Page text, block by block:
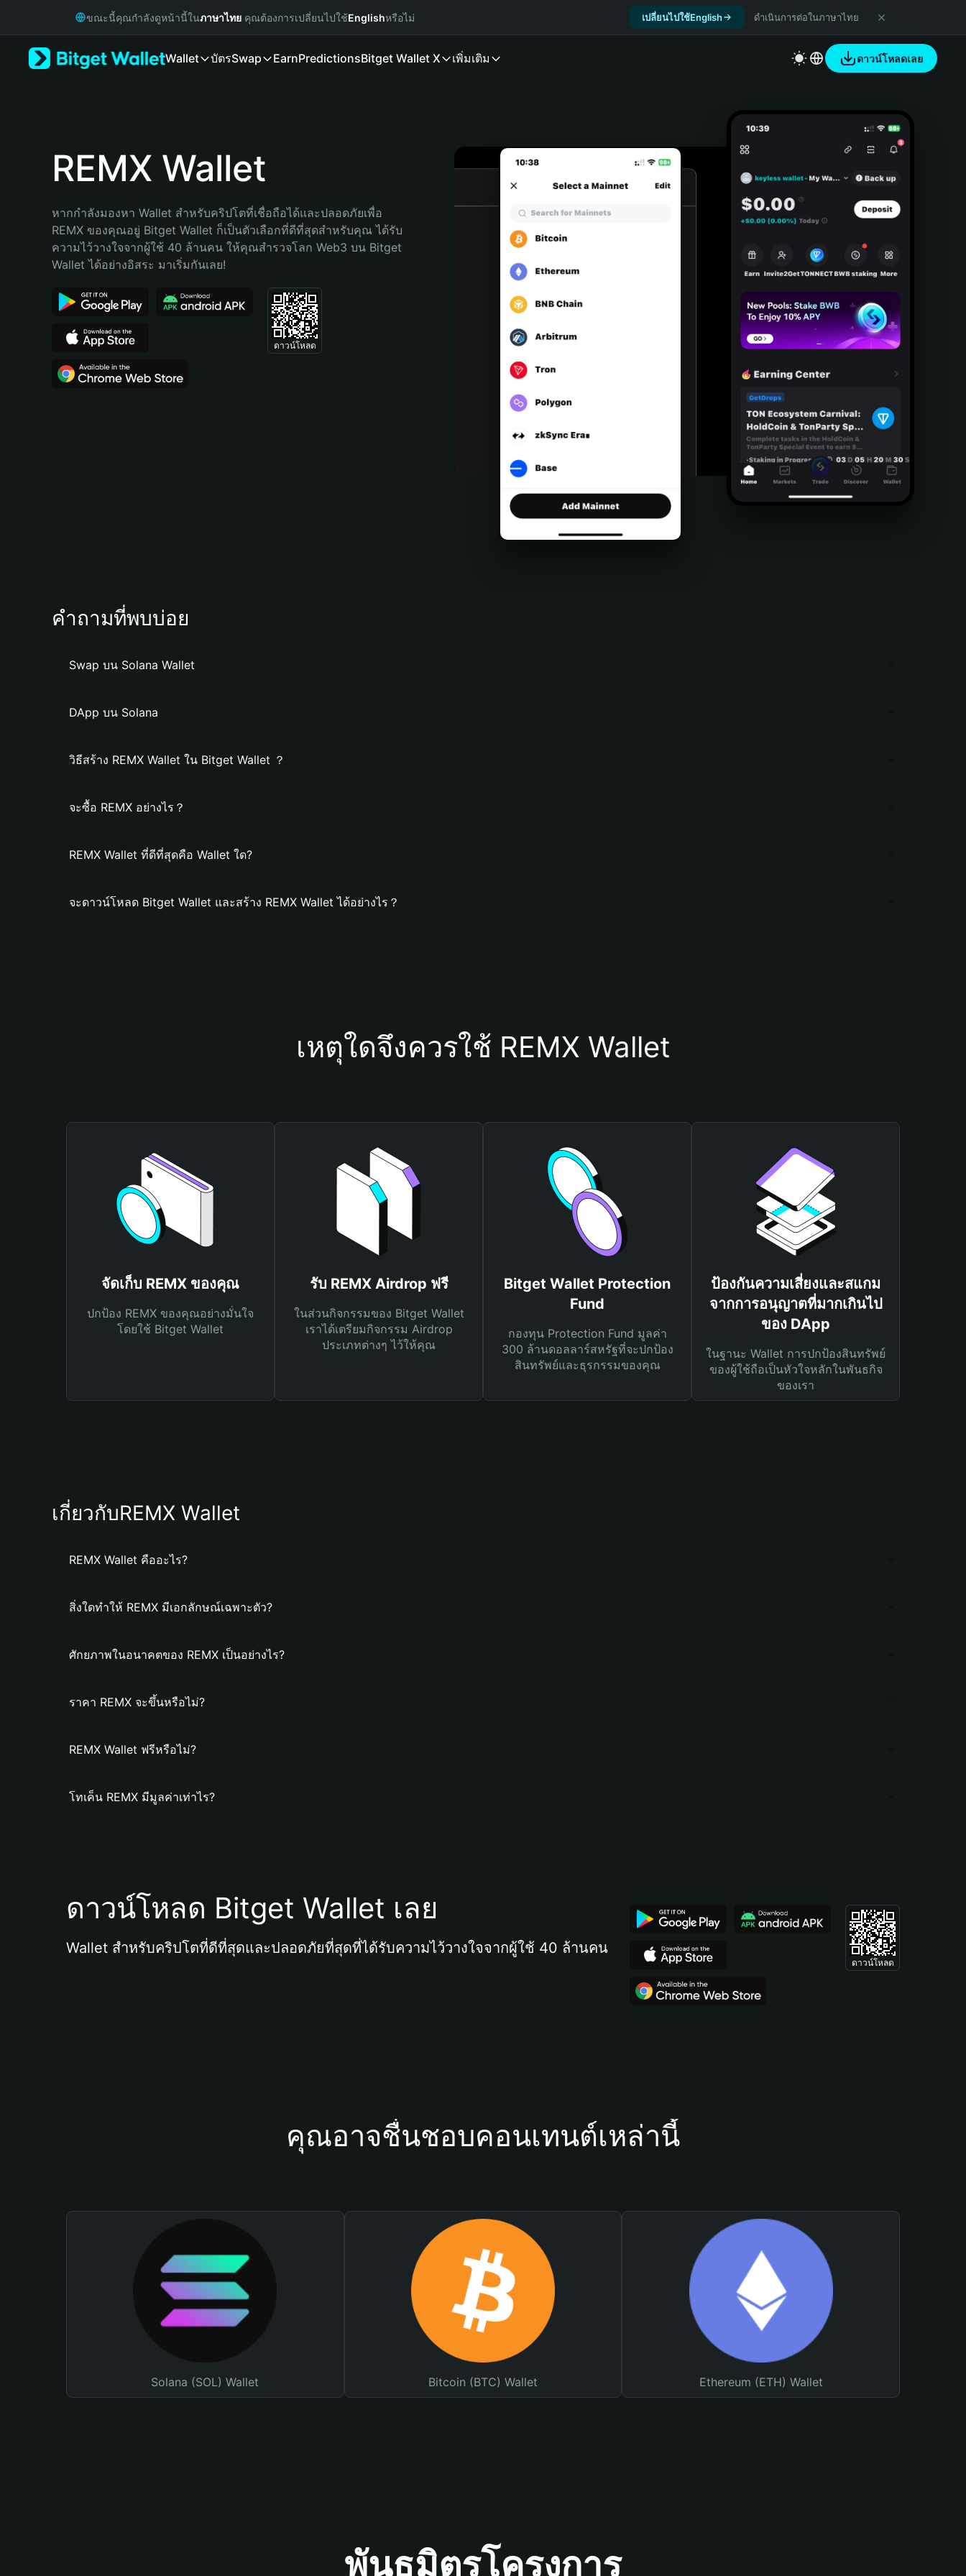
Русский
Bahasa Indonesia
Português (Brasil)
ขณะนี้คุณกำลังดูหน้านี้ในภาษาไทย คุณต้องการเปลี่ยนไปใช้Englishหรือไม่ เปลี่ยนไปใช้English ดำเนินการต่อในภาษาไทย
Wallet บัตรSwap EarnPredictionsBitget Wallet X เพิ่มเติม ดาวน์โหลดเลย
REMX Wallet
หากกำลังมองหา Wallet สำหรับคริปโตที่เชื่อถือได้และปลอดภัยเพื่อ
REMX ของคุณอยู่ Bitget Wallet ก็เป็นตัวเลือกที่ดีที่สุดสำหรับคุณ ได้รับ
ความไว้วางใจจากผู้ใช้ 40 ล้านคน ให้คุณสำรวจโลก Web3 บน Bitget
Wallet ได้อย่างอิสระ มาเริ่มกันเลย!
ดาวน์โหลด
คำถามที่พบบ่อย
Swap บน Solana Wallet
DApp บน Solana
วิธีสร้าง REMX Wallet ใน Bitget Wallet ？
จะซื้อ REMX อย่างไร？
REMX Wallet ที่ดีที่สุดคือ Wallet ใด?
จะดาวน์โหลด Bitget Wallet และสร้าง REMX Wallet ได้อย่างไร？
เหตุใดจึงควรใช้ REMX Wallet
จัดเก็บ REMX ของคุณ
ปกป้อง REMX ของคุณอย่างมั่นใจ
โดยใช้ Bitget Wallet
รับ REMX Airdrop ฟรี
ในส่วนกิจกรรมของ Bitget Wallet
เราได้เตรียมกิจกรรม Airdrop
ประเภทต่างๆ ไว้ให้คุณ
Bitget Wallet Protection
Fund
กองทุน Protection Fund มูลค่า
300 ล้านดอลลาร์สหรัฐที่จะปกป้อง
สินทรัพย์และธุรกรรมของคุณ
ป้องกันความเสี่ยงและสแกม
จากการอนุญาตที่มากเกินไป
ของ DApp
ในฐานะ Wallet การปกป้องสินทรัพย์
ของผู้ใช้ถือเป็นหัวใจหลักในพันธกิจ
ของเรา
เกี่ยวกับREMX Wallet
REMX Wallet คืออะไร?
สิ่งใดทำให้ REMX มีเอกลักษณ์เฉพาะตัว?
ศักยภาพในอนาคตของ REMX เป็นอย่างไร?
ราคา REMX จะขึ้นหรือไม่?
REMX Wallet ฟรีหรือไม่?
โทเค็น REMX มีมูลค่าเท่าไร?
ดาวน์โหลด Bitget Wallet เลย
Wallet สำหรับคริปโตที่ดีที่สุดและปลอดภัยที่สุดที่ได้รับความไว้วางใจจากผู้ใช้ 40 ล้านคน
ดาวน์โหลด
คุณอาจชื่นชอบคอนเทนต์เหล่านี้
Solana (SOL) Wallet Bitcoin (BTC) Wallet Ethereum (ETH) Wallet
พันธมิตรโครงการ